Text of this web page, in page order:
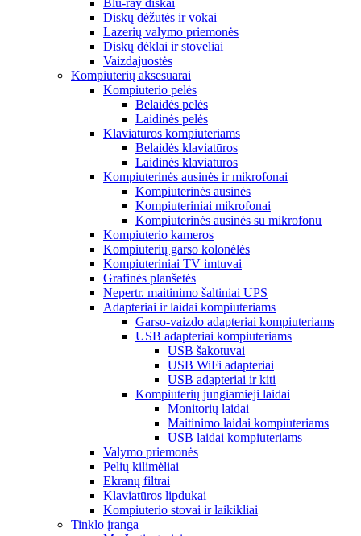
Blu-ray diskai
Diskų dėžutės ir vokai
Lazerių valymo priemonės
Diskų dėklai ir stoveliai
Vaizdajuostės
Kompiuterių aksesuarai
Kompiuterio pelės
Belaidės pelės
Laidinės pelės
Klaviatūros kompiuteriams
Belaidės klaviatūros
Laidinės klaviatūros
Kompiuterinės ausinės ir mikrofonai
Kompiuterinės ausinės
Kompiuteriniai mikrofonai
Kompiuterinės ausinės su mikrofonu
Kompiuterio kameros
Kompiuterių garso kolonėlės
Kompiuteriniai TV imtuvai
Grafinės planšetės
Nepertr. maitinimo šaltiniai UPS
Adapteriai ir laidai kompiuteriams
Garso-vaizdo adapteriai kompiuteriams
USB adapteriai kompiuteriams
USB šakotuvai
USB WiFi adapteriai
USB adapteriai ir kiti
Kompiuterių jungiamieji laidai
Monitorių laidai
Maitinimo laidai kompiuteriams
USB laidai kompiuteriams
Valymo priemonės
Pelių kilimėliai
Ekranų filtrai
Klaviatūros lipdukai
Kompiuterio stovai ir laikikliai
Tinklo įranga